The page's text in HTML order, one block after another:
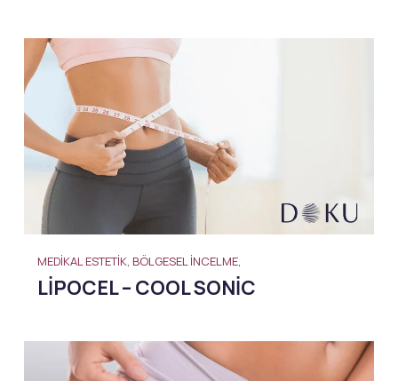
MEDIKAL ESTETIK, BÖLGESEL İNCELME,
LIPOCEL – COOL SONIC